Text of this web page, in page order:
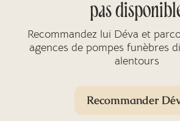
pas
Recommandez lui Déva et
agences de pompes funèbres
alentours
Recommander